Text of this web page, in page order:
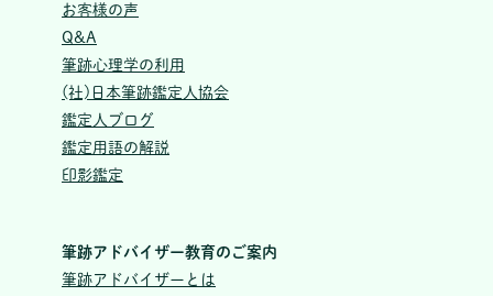
お客様の声
Q&A
筆跡心理学の利用
(社)日本筆跡鑑定人協会
鑑定人ブログ
鑑定用語の解説
印影鑑定
筆跡アドバイザー教育のご案内
筆跡アドバイザーとは